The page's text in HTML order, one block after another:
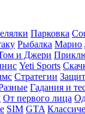
Парковка
Рыбалка Марио
и Джери
Yeti Sports
Стратегии
Гадания и
От первого лица
SIM GTA